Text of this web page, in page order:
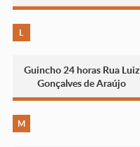
L
Guincho 24 horas Rua Luiz
Gonçalves de Araújo
M